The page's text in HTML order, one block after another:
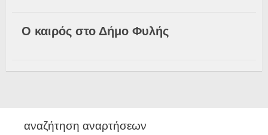
Ο καιρός στο Δήμο Φυλής
αναζήτηση αναρτήσεων